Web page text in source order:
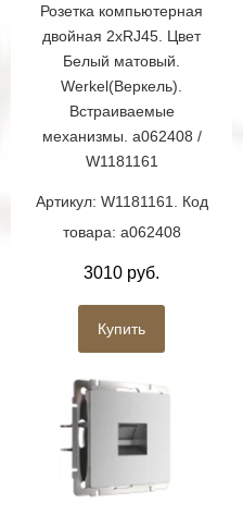
Розетка компьютерная
двойная 2хRJ45. Цвет
Белый матовый.
Werkel(Веркель).
Встраиваемые
механизмы. a062408 /
W1181161
Артикул: W1181161. Код
товара: a062408
3010 руб.
Купить